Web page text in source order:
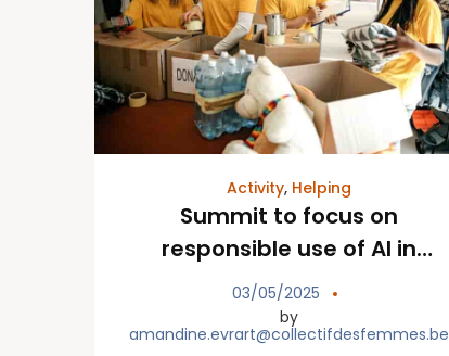
Activity, Helping
Summit to focus on
responsible use of AI in
fundraising
03/05/2025
by
amandine.evrart@collectifdesfemmes.be